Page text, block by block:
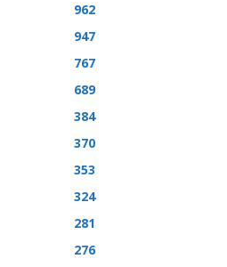
962
947
767
689
384
370
353
324
281
276